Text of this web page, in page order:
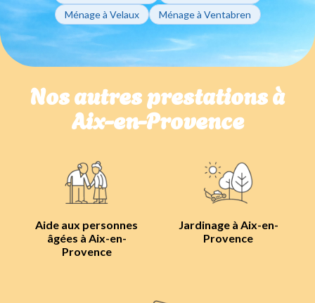
Ménage à Velaux
Ménage à Ventabren
Nos autres prestations à
Aix-en-Provence
Aide aux personnes
âgées à Aix-en-
Provence
Jardinage à Aix-en-
Provence